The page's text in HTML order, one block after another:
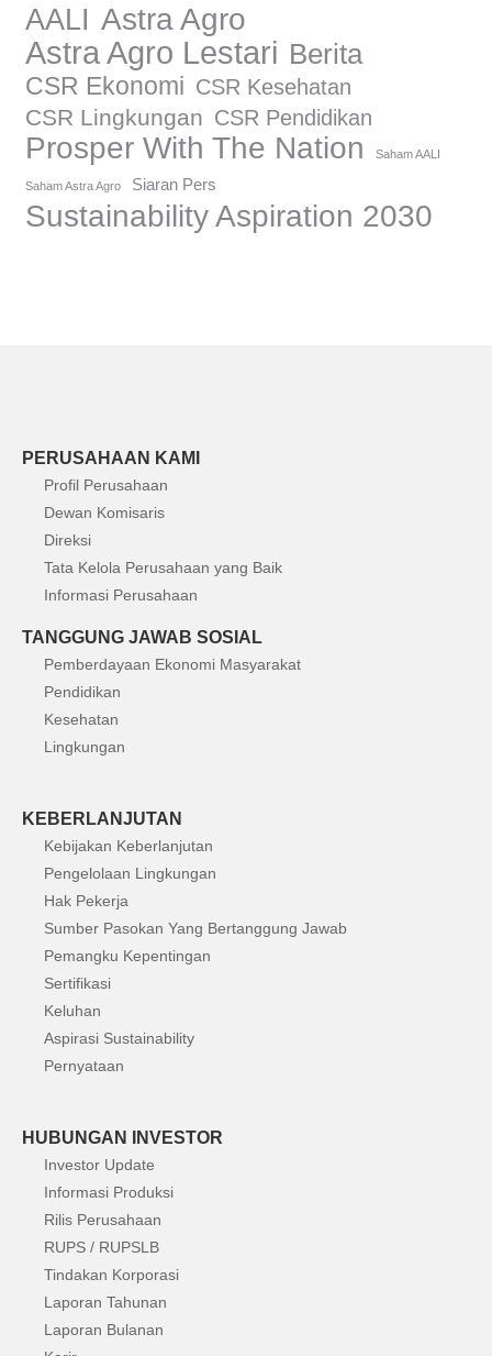
AALI Astra Agro
Astra Agro Lestari Berita
CSR Ekonomi CSR Kesehatan
CSR Lingkungan CSR Pendidikan
Prosper With The Nation Saham AALI
Saham Astra Agro Siaran Pers
Sustainability Aspiration 2030
PERUSAHAAN KAMI
Profil Perusahaan
Dewan Komisaris
Direksi
Tata Kelola Perusahaan yang Baik
Informasi Perusahaan
TANGGUNG JAWAB SOSIAL
Pemberdayaan Ekonomi Masyarakat
Pendidikan
Kesehatan
Lingkungan
KEBERLANJUTAN
Kebijakan Keberlanjutan
Pengelolaan Lingkungan
Hak Pekerja
Sumber Pasokan Yang Bertanggung Jawab
Pemangku Kepentingan
Sertifikasi
Keluhan
Aspirasi Sustainability
Pernyataan
HUBUNGAN INVESTOR
Investor Update
Informasi Produksi
Rilis Perusahaan
RUPS / RUPSLB
Tindakan Korporasi
Laporan Tahunan
Laporan Bulanan